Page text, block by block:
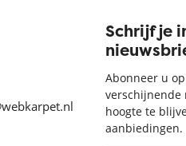
Schrijf je
Abonneer u
hoogte te
aanbiedingen.